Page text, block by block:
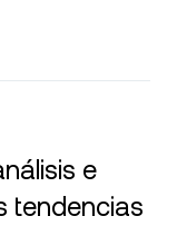
e
tendencias